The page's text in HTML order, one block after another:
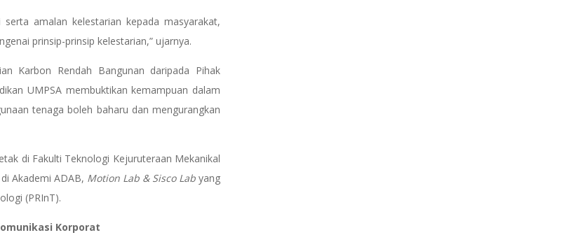
amalan kelestarian kepada masyarakat,
prinsip-prinsip kelestarian,” ujarnya.
Karbon Rendah Bangunan daripada Pihak
UMPSA membuktikan kemampuan dalam
tenaga boleh baharu dan mengurangkan
di Fakulti Teknologi Kejuruteraan Mekanikal
Akademi ADAB, Motion Lab & Sisco Labyang
(PRInT).
Korporat